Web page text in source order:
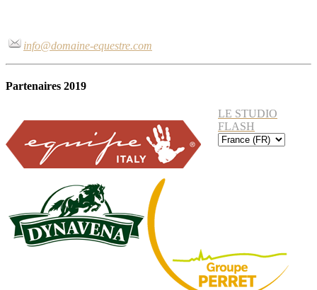
info@domaine-equestre.com
Partenaires 2019
LE STUDIO
FLASH